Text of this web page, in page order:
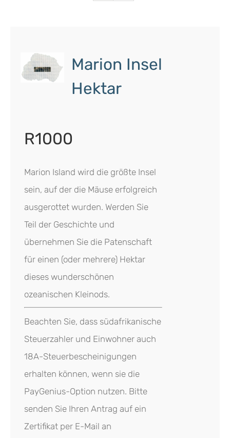
Marion Insel
Hektar
R1000
Marion Island wird die größte Insel
sein, auf der die Mäuse erfolgreich
ausgerottet wurden. Werden Sie
Teil der Geschichte und
übernehmen Sie die Patenschaft
für einen (oder mehrere) Hektar
dieses wunderschönen
ozeanischen Kleinods.
Beachten Sie, dass südafrikanische
Steuerzahler und Einwohner auch
18A-Steuerbescheinigungen
erhalten können, wenn sie die
PayGenius-Option nutzen. Bitte
senden Sie Ihren Antrag auf ein
Zertifikat per E-Mail an